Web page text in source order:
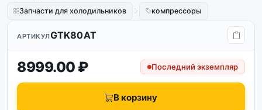
Запчасти для холодильников компрессоры
АРТИКУЛGTK80AT
8999.00 ₽ Последний экземпляр
В корзину